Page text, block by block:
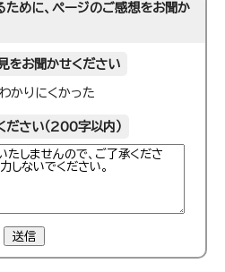
ために、ページのご感想をお聞か
をお聞かせください
わかりにくかった
さい（200字以内）
送信